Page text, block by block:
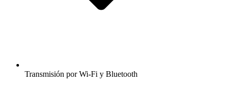
Transmisión por Wi-Fi y Bluetooth